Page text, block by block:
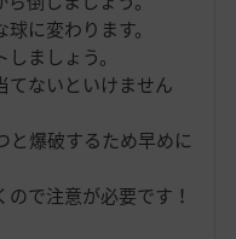
に変わります。
ましょう。
ないといけません
爆破するため早めに
で注意が必要です！